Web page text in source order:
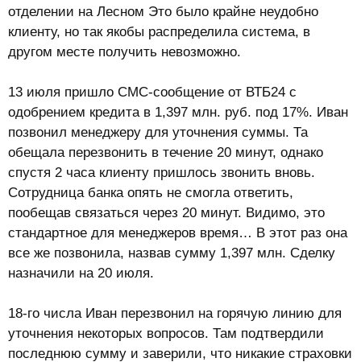
отделении на Лесном Это было крайне неудобно
клиенту, но так якобы распределила система, в
другом месте получить невозможно.
13 июля пришло СМС-сообщение от ВТБ24 с
одобрением кредита в 1,397 млн. руб. под 17%. Иван
позвонил менеджеру для уточнения суммы. Та
обещала перезвонить в течение 20 минут, однако
спустя 2 часа клиенту пришлось звонить вновь.
Сотрудница банка опять не смогла ответить,
пообещав связаться через 20 минут. Видимо, это
стандартное для менеджеров время… В этот раз она
все же позвонила, назвав сумму 1,397 млн. Сделку
назначили на 20 июля.
18-го числа Иван перезвонил на горячую линию для
уточнения некоторых вопросов. Там подтвердили
последнюю сумму и заверили, что никакие страховки